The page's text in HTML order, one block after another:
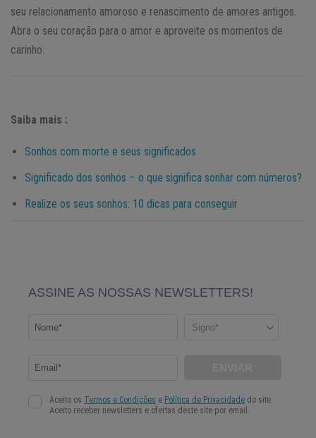
seu relacionamento amoroso e renascimento de amores antigos.
Abra o seu coração para o amor e aproveite os momentos de
carinho.
Saiba mais :
Sonhos com morte e seus significados
Significado dos sonhos – o que significa sonhar com números?
Realize os seus sonhos: 10 dicas para conseguir